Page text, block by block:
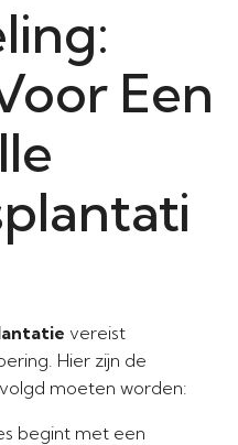
Een
vereist
Hier zijn de
moeten worden:
begint met een